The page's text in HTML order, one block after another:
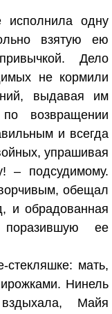
одну
взятую ею
Дело
не кормили
выдавая им
возвращении
и всегда
упрашивая
– подсудимому.
обещал
и обрадованная
поразившую ее
мать,
Нинель
Майя